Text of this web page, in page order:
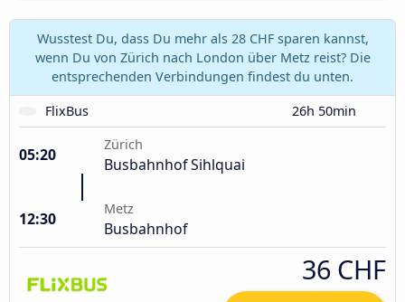
Wusstest Du, dass Du mehr als 28 CHF sparen kannst,
wenn Du von Zürich nach London über Metz reist? Die
entsprechenden Verbindungen findest du unten.
FlixBus
26h 50min
05:20
Zürich
Busbahnhof Sihlquai
12:30
Metz
Busbahnhof
36 CHF